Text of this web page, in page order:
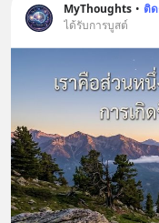
MyThoughts • ติ
ได้รับการบูสต์